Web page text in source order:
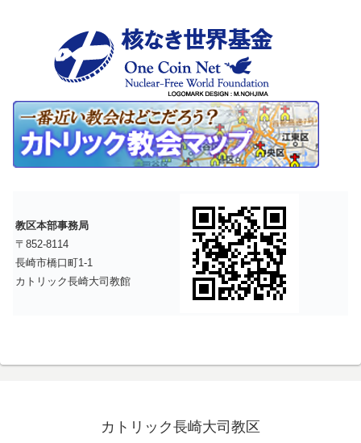
教区本部事務局
〒852-8114
長崎市橋口町1-1
カトリック長崎大司教館
カトリック長崎大司教区